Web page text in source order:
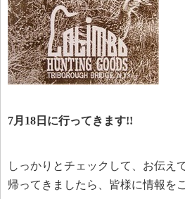
7月18日に行ってきます!!
しっかりとチェックして、お伝え
帰ってきましたら、皆様に情報を